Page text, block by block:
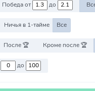
Победа от до
Ничья в 1-тайме Все
После 🏆 Кроме после 🏆
до